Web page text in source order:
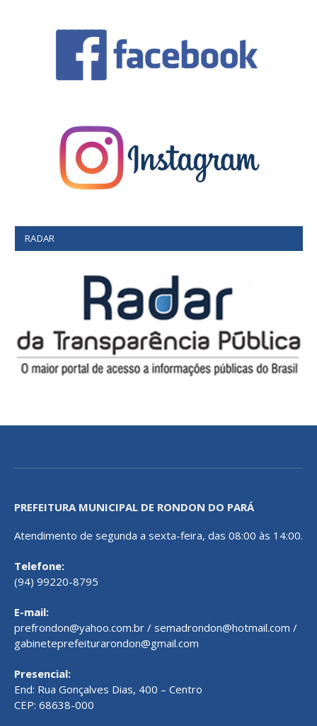
RADAR
PREFEITURA MUNICIPAL DE RONDON DO PARÁ
Atendimento de segunda a sexta-feira, das 08:00 às 14:00.
Telefone:
(94) 99220-8795
E-mail:
prefrondon@yahoo.com.br / semadrondon@hotmail.com /
gabineteprefeiturarondon@gmail.com
Presencial:
End: Rua Gonçalves Dias, 400 – Centro
CEP: 68638-000